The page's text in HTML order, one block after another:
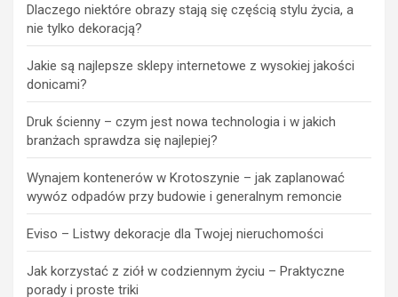
Dlaczego niektóre obrazy stają się częścią stylu życia, a
nie tylko dekoracją?
Jakie są najlepsze sklepy internetowe z wysokiej jakości
donicami?
Druk ścienny – czym jest nowa technologia i w jakich
branżach sprawdza się najlepiej?
Wynajem kontenerów w Krotoszynie – jak zaplanować
wywóz odpadów przy budowie i generalnym remoncie
Eviso – Listwy dekoracje dla Twojej nieruchomości
Jak korzystać z ziół w codziennym życiu – Praktyczne
porady i proste triki